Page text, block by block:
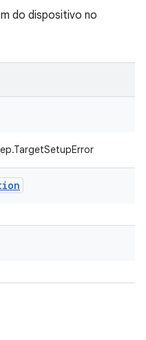
do dispositivo no